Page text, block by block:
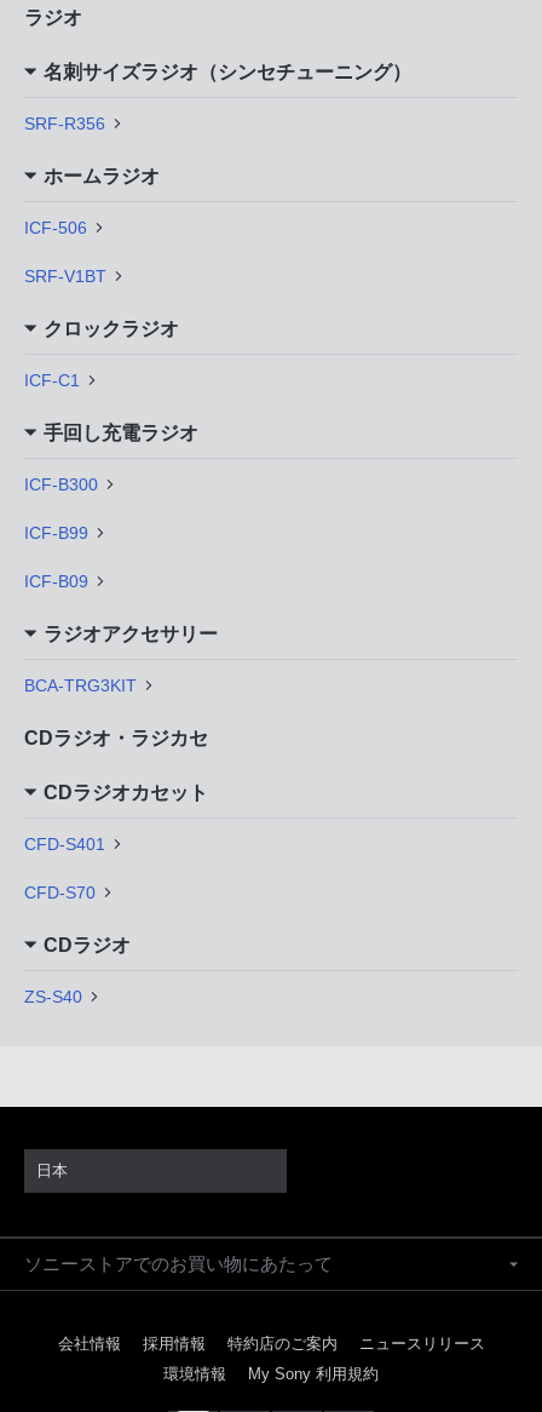
ラジオ
名刺サイズラジオ（シンセチューニング）
SRF-R356
ホームラジオ
ICF-506
SRF-V1BT
クロックラジオ
ICF-C1
手回し充電ラジオ
ICF-B300
ICF-B99
ICF-B09
ラジオアクセサリー
BCA-TRG3KIT
CDラジオ・ラジカセ
CDラジオカセット
CFD-S401
CFD-S70
CDラジオ
ZS-S40
日本
ソニーストアでのお買い物にあたって
会社情報 採用情報 特約店のご案内
ニュースリリース
環境情報
My Sony 利用規約